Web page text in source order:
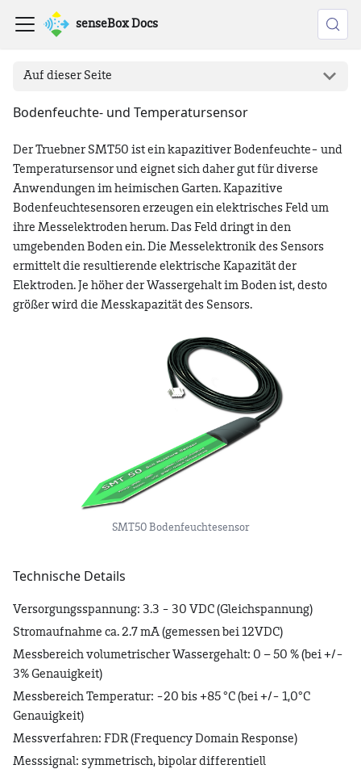
senseBox Docs
Auf dieser Seite
Bodenfeuchte- und Temperatursensor
Der Truebner SMT50 ist ein kapazitiver Bodenfeuchte- und
Temperatursensor und eignet sich daher gut für diverse
Anwendungen im heimischen Garten. Kapazitive
Bodenfeuchtesensoren erzeugen ein elektrisches Feld um
ihre Messelektroden herum. Das Feld dringt in den
umgebenden Boden ein. Die Messelektronik des Sensors
ermittelt die resultierende elektrische Kapazität der
Elektroden. Je höher der Wassergehalt im Boden ist, desto
größer wird die Messkapazität des Sensors.
SMT50 Bodenfeuchtesensor
Technische Details
Versorgungsspannung: 3.3 - 30 VDC (Gleichspannung)
Stromaufnahme ca. 2.7 mA (gemessen bei 12VDC)
Messbereich volumetrischer Wassergehalt: 0 – 50 % (bei +/-
3% Genauigkeit)
Messbereich Temperatur: -20 bis +85 °C (bei +/- 1,0°C
Genauigkeit)
Messverfahren: FDR (Frequency Domain Response)
Messsignal: symmetrisch, bipolar differentiell